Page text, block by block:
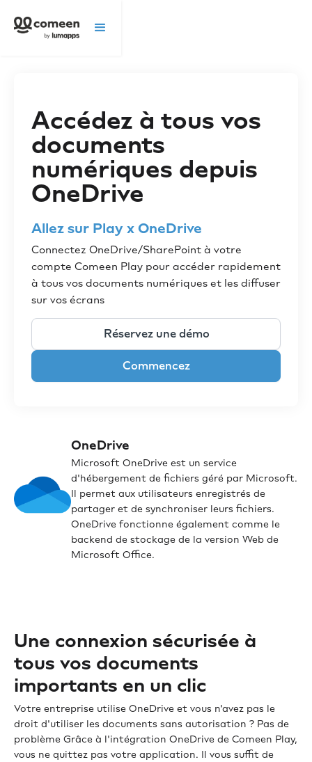
Accédez à tous vos
documents
numériques depuis
OneDrive
Allez sur Play x OneDrive
Connectez OneDrive/SharePoint à votre
compte Comeen Play pour accéder rapidement
à tous vos documents numériques et les diffuser
sur vos écrans
Réservez une démo
Commencez
OneDrive
Microsoft OneDrive est un service
d'hébergement de fichiers géré par Microsoft.
Il permet aux utilisateurs enregistrés de
partager et de synchroniser leurs fichiers.
OneDrive fonctionne également comme le
backend de stockage de la version Web de
Microsoft Office.
Une connexion sécurisée à
tous vos documents
importants en un clic
Votre entreprise utilise OneDrive et vous n'avez pas le
droit d'utiliser les documents sans autorisation ? Pas de
problème Grâce à l'intégration OneDrive de Comeen Play,
vous ne quittez pas votre application. Il vous suffit de